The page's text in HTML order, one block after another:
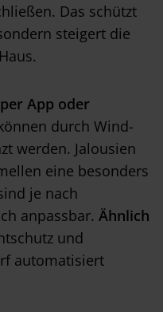
Das schützt
steigert die
App oder
durch Wind-
werden. Jalousien
eine besonders
je nach
anpassbar. Ähnlich
und
automatisiert